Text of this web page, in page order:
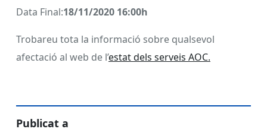
Data Final:18/11/2020 16:00h
Trobareu tota la informació sobre qualsevol
afectació al web de l’estat dels serveis AOC.
Publicat a